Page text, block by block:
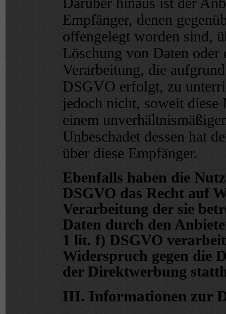
Empfänger, denen
offengelegt worden sind,
Löschung von Daten oder
Verarbeitung, die
DSGVO erfolgt, zu
jedoch nicht, soweit
einem
Unbeschadet dessen hat
über diese Empfänger.
Ebenfalls haben die
DSGVO das Recht auf
Verarbeitung der sie
Daten durch den
1 lit. f) DSGVO
Widerspruch gegen die
der Direktwerbung
III. Informationen zur